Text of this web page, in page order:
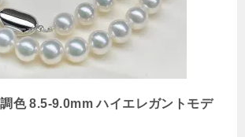
色 8.5-9.0mm ハイエレガントモデ